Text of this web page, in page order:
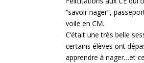
“savoir nager”,
voile en CM.
C’était une très belle
certains élèves ont
apprendre à nager…et